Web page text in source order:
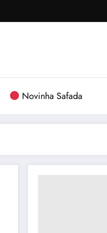
Novinha Safada